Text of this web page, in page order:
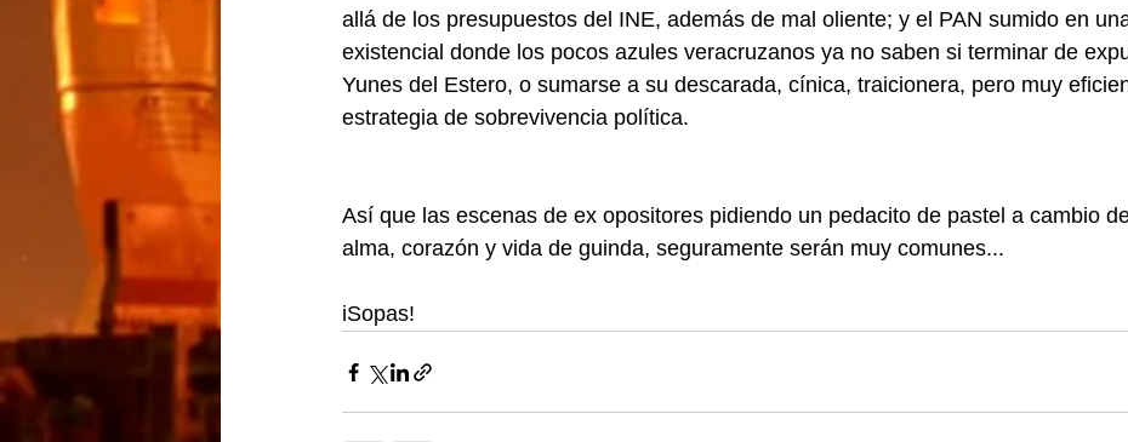
allá de los presupuestos del INE, además de mal oliente; y el PAN sumido en
existencial donde los pocos azules veracruzanos ya no saben si terminar de
Yunes del Estero, o sumarse a su descarada, cínica, traicionera, pero muy
estrategia de sobrevivencia política.
Así que las escenas de ex opositores pidiendo un pedacito de pastel a cambio
alma, corazón y vida de guinda, seguramente serán muy comunes...
iSopas!